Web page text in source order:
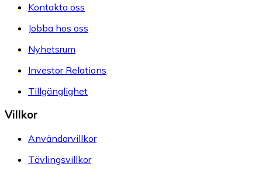
Kontakta oss
Jobba hos oss
Nyhetsrum
Investor Relations
Tillgänglighet
Villkor
Användarvillkor
Tävlingsvillkor